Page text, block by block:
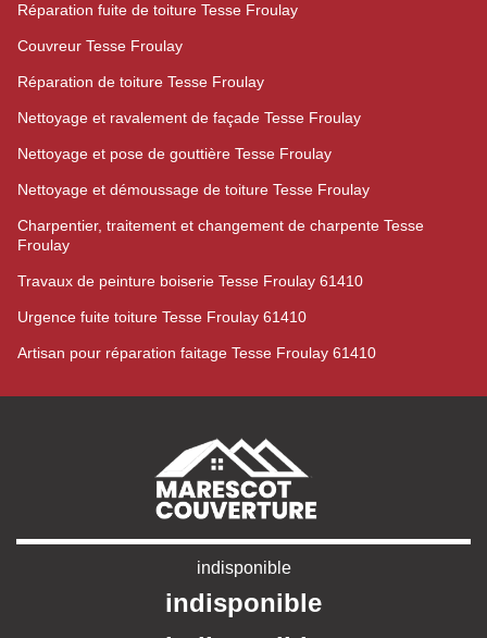
Réparation fuite de toiture Tesse Froulay
Couvreur Tesse Froulay
Réparation de toiture Tesse Froulay
Nettoyage et ravalement de façade Tesse Froulay
Nettoyage et pose de gouttière Tesse Froulay
Nettoyage et démoussage de toiture Tesse Froulay
Charpentier, traitement et changement de charpente Tesse
Froulay
Travaux de peinture boiserie Tesse Froulay 61410
Urgence fuite toiture Tesse Froulay 61410
Artisan pour réparation faitage Tesse Froulay 61410
indisponible
indisponible